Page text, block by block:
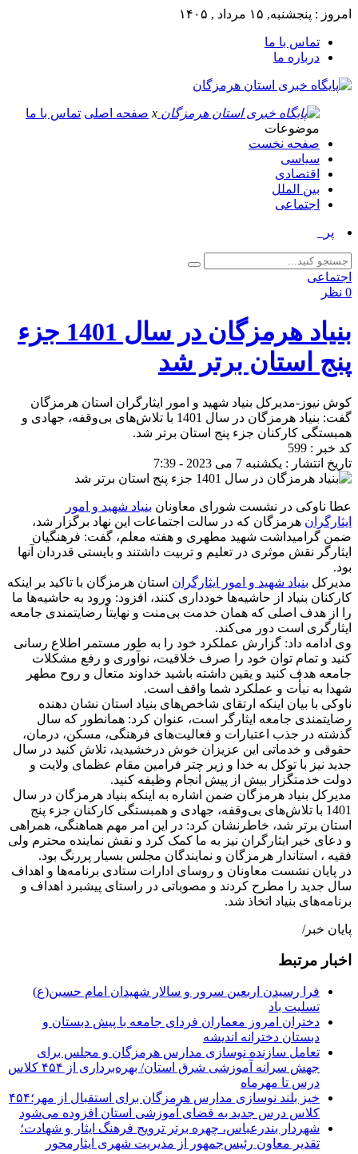
امروز : پنجشنبه, ۱۵ مرداد , ۱۴۰۵
تماس با ما
درباره ما
x صفحه اصلی تماس با ما
موضوعات
صفحه نخست
سیاسی
اقتصادی
بین الملل
اجتماعی
پرچم‌های_
اجتماعی
0 نظر
بنیاد هرمزگان در سال 1401 جزء
پنج استان برتر شد
کوش نیوز-مدیرکل بنیاد شهید و امور ایثارگران استان هرمزگان
گفت: بنیاد هرمزگان در سال 1401 با تلاش‌های بی‌وقفه، جهادی و
همبستگی کارکنان جزء پنج استان برتر شد.
کد خبر : 599
تاریخ انتشار : یکشنبه 7 می 2023 - 7:39
عطا ناوکی در نشست شورای معاونان بنیاد شهید و امور
ایثارگران هرمزگان که در سالت اجتماعات این نهاد برگزار شد،
ضمن گرامیداشت شهید مطهری و هفته معلم، گفت: فرهنگیان
ایثارگر نقش موثری در تعلیم و تربیت داشتند و بایستی قدردان آنها
بود.
مدیرکل بنیاد شهید و امور ایثارگران استان هرمزگان با تاکید بر اینکه
کارکنان بنیاد از حاشیه‌ها خودداری کنند، افزود: ورود به حاشیه‌ها ما
را از هدف اصلی که همان خدمت بی‌منت و نهایتاً رضایتمندی جامعه
ایثارگری است دور می‌کند.
وی ادامه داد: گزارش عملکرد خود را به طور مستمر اطلاع رسانی
کنید و تمام توان خود را صرف خلاقیت، نوآوری و رفع مشکلات
جامعه هدف کنید و یقین داشته باشید خداوند متعال و روح مطهر
شهدا به نیأت و عملکرد شما واقف است.
ناوکی با بیان اینکه ارتقای شاخص‌های بنیاد استان نشان دهنده
رضایتمندی جامعه ایثارگر است، عنوان کرد: همانطور که سال
گذشته در جذب اعتبارات و فعالیت‌های فرهنگی، مسکن، درمان،
حقوقی و خدماتی این عزیزان خوش درخشیدید، تلاش کنید در سال
جدید نیز با توکل به خدا و زیر چتر فرامین مقام عظمای ولایت و
دولت خدمتگزار بیش از پیش انجام وظیفه کنید.
مدیرکل بنیاد هرمزگان ضمن اشاره به اینکه بنیاد هرمزگان در سال
1401 با تلاش‌های بی‌وقفه، جهادی و همبستگی کارکنان جزء پنج
استان برتر شد، خاطرنشان کرد: در این امر مهم هماهنگی، همراهی
و دعای خیر ایثارگران نیز به ما کمک کرد و نقش نماینده محترم ولی
فقیه ، استاندار هرمزگان و نمایندگان مجلس بسیار پررنگ بود.
در پایان نشست معاونان و روسای ادارات ستادی برنامه‌ها و اهداف
سال جدید را مطرح کردند و مصوباتی در راستای پیشبرد اهداف و
برنامه‌های بنیاد اتخاذ شد.
پایان خبر/
اخبار مرتبط
فرا رسیدن اربعین سرور و سالار شهیدان امام حسین(ع)
تسلیت باد
دختران امروز معماران فردای جامعه با پیش دبستان و
دبستان دخترانه اندیشه
تعامل سازنده نوسازی مدارس هرمزگان و مجلس برای
جهش سرانه آموزشی شرق استان/ بهره‌برداری از ۴۵۴ کلاس
درس تا مهرماه
خیز بلند نوسازی مدارس هرمزگان برای استقبال از مهر؛۴۵۴
کلاس درس جدید به فضای آموزشی استان افزوده می‌شود
شهردار بندرعباس، چهره برتر ترویج فرهنگ ایثار و شهادت؛
تقدیر معاون رئیس‌جمهور از مدیریت شهری ایثارمحور